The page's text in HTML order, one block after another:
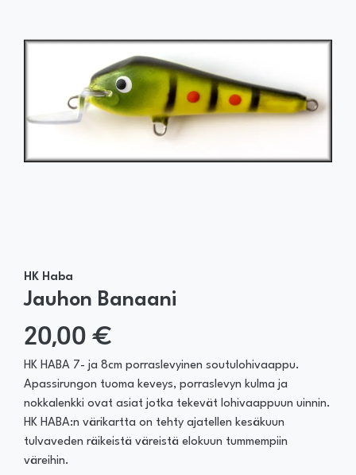
HK Haba
Jauhon Banaani
20,00 €
HK HABA 7- ja 8cm porraslevyinen soutulohivaappu.
Apassirungon tuoma keveys, porraslevyn kulma ja
nokkalenkki ovat asiat jotka tekevät lohivaappuun uinnin.
HK HABA:n värikartta on tehty ajatellen kesäkuun
tulvaveden räikeistä väreistä elokuun tummempiin
väreihin.